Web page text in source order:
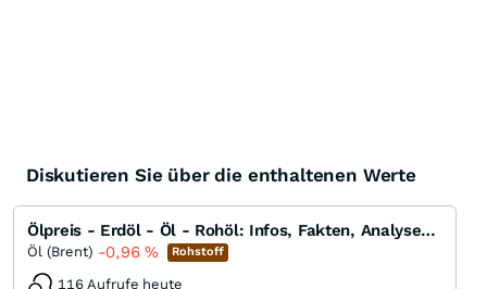
Diskutieren Sie über die enthaltenen Werte
Ölpreis - Erdöl - Öl - Rohöl: Infos, Fakten, Analysen, Charts und Ausblick
Öl (Brent) -0,96 % Rohstoff
116 Aufrufe heute